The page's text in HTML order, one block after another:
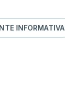
INFORMATIVA